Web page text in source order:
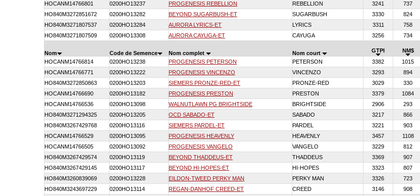
HOCANM14766801
0200HO13237 PROGENESIS REBELLION REBELLION 3241 737
HO840M3272851672
0200HO13282 BEYOND SUGARBUSH-ET SUGARBUSH 3330 824
HO840M3271807537
0200HO13284 AURORA LYRICS-ET LYRICS 3311 758
HO840M3271807509
0200HO13308 AURORA CAYUGA-ET CAYUGA 3256 734
Nom Code de Semence Nom complet Nom court GTPI NM$
HOCANM14766814
0200HO13238 PROGENESIS PETERSON PETERSON 3382 1015
HOCANM14766771
0200HO13222 PROGENESIS VINCENZO VINCENZO 3293 894
HO840M3272850863
0200HO13203 SIEMERS PRONZE-RED-ET PRONZE-RED 3029 330
HOCANM14766690
0200HO13182 PROGENESIS PRESTON PRESTON 3379 1084
HOCANM14766536
0200HO13098 WALNUTLAWN PG BRIGHTSIDE BRIGHTSIDE 2906 293
HO840M3271294325
0200HO13205 OCD SABADO-ET SABADO 3217 866
HO840M3267429768
0200HO13116 SIEMERS PARDEL-ET PARDEL 3221 903
HOCANM14766529
0200HO13095 PROGENESIS HEAVENLY HEAVENLY 3457 1108
HOCANM14766505
0200HO13092 PROGENESIS VANGELO VANGELO 3229 812
HO840M3267429574
0200HO13119 BEYOND THADDEUS-ET THADDEUS 3369 907
HO840M3267429145
0200HO13117 BEYOND HI-HOPES-ET HI-HOPES 3323 807
HO840M3260839069
0200HO13228 EILDON-TWEED PERKY MAN PERKY MAN 3326 723
HO840M3243697229
0200HO13114 REGAN-DANHOF CREED-ET CREED 3146 908